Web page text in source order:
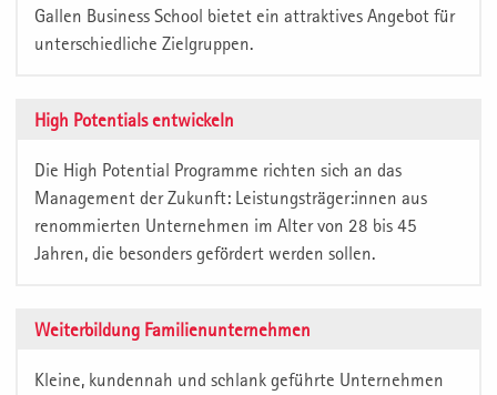
Gallen Business School bietet ein attraktives Angebot für
unterschiedliche Zielgruppen.
High Potentials entwickeln
Die High Potential Programme richten sich an das
Management der Zukunft: Leistungsträger:innen aus
renommierten Unternehmen im Alter von 28 bis 45
Jahren, die besonders gefördert werden sollen.
Weiterbildung Familienunternehmen
Kleine, kundennah und schlank geführte Unternehmen